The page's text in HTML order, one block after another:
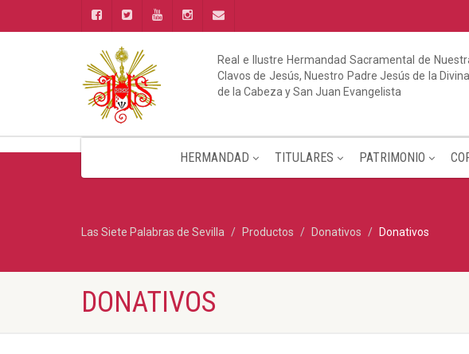
Real e Ilustre Hermandad Sacramental de
Clavos de Jesús, Nuestro Padre Jesús de la
de la Cabeza y San Juan Evangelista
HERMANDAD TITULARES PATRIMONIO
Las Siete Palabras de Sevilla Productos Donativos Donativos
DONATIVOS